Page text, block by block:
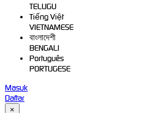
TELUGU
Tiếng Việt
VIETNAMESE
বাংলাদেশী
BENGALI
Português
PORTUGESE
Masuk
Daftar
×